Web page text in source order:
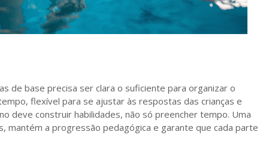
de base precisa ser clara o suficiente para organizar o
flexível para se ajustar às respostas das crianças e
deve construir habilidades, não só preencher tempo. Uma
mantém a progressão pedagógica e garante que cada parte